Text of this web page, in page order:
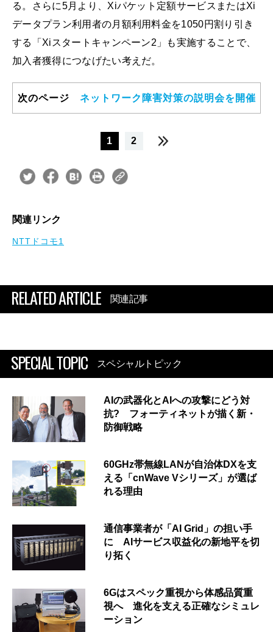
る。さらに5月より、Xiパケット定額サービスまたはXi
データプラン利用者の月額利用料金を1050円割り引き
する「Xiスタートキャンペーン2」も実施することで、
加入者獲得につなげたい考えだ。
次のページ ネットワーク障害対策の説明会を開催
1 2
関連リンク
NTTドコモ1
RELATED ARTICLE 関連記事
SPECIAL TOPIC スペシャルトピック
AIの武器化とAIへの攻撃にどう対
抗? フォーティネットが描く新・
防御戦略
60GHz帯無線LANが自治体DXを支
える「cnWave Vシリーズ」が選ば
れる理由
通信事業者が「AI Grid」の担い手
に AIサービス収益化の新地平を切
り拓く
6Gはスペック重視から体感品質重
視へ 進化を支える正確なシミュレ
ーション